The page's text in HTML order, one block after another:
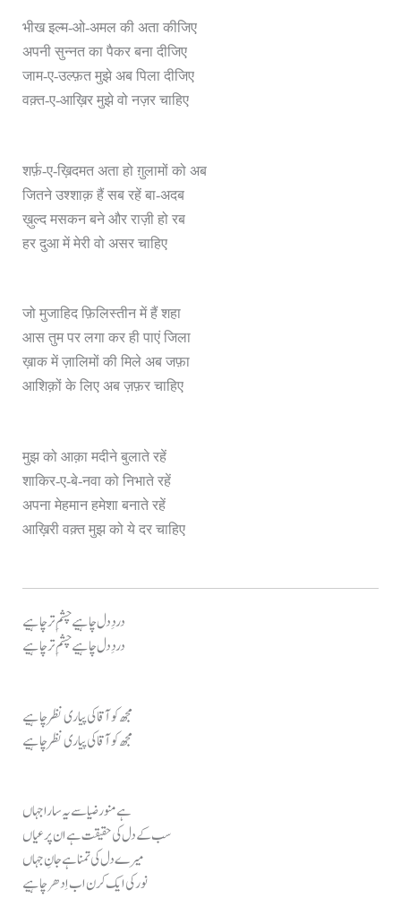
भीख इल्म-ओ-अमल की अता कीजिए
अपनी सुन्नत का पैकर बना दीजिए
जाम-ए-उल्फ़त मुझे अब पिला दीजिए
वक़्त-ए-आख़िर मुझे वो नज़र चाहिए
शर्फ़-ए-ख़िदमत अता हो ग़ुलामों को अब
जितने उश्शाक़ हैं सब रहें बा-अदब
ख़ुल्द मसकन बने और राज़ी हो रब
हर दुआ में मेरी वो असर चाहिए
जो मुजाहिद फ़िलिस्तीन में हैं शहा
आस तुम पर लगा कर ही पाएं जिला
ख़ाक में ज़ालिमों की मिले अब जफ़ा
आशिक़ों के लिए अब ज़फ़र चाहिए
मुझ को आक़ा मदीने बुलाते रहें
शाकिर-ए-बे-नवा को निभाते रहें
अपना मेहमान हमेशा बनाते रहें
आख़िरी वक़्त मुझ को ये दर चाहिए
دردِ دل چاہیے چشمِ تر چاہیے
دردِ دل چاہیے چشمِ تر چاہیے
مجھ کو آقا کی پیاری نظر چاہیے
مجھ کو آقا کی پیاری نظر چاہیے
ہے منور ضیا سے یہ سارا جہاں
سب کے دل کی حقیقت ہے ان پر عیاں
میرے دل کی تمنا ہے جانِ جہاں
نور کی ایک کرن اب اِدھر چاہیے